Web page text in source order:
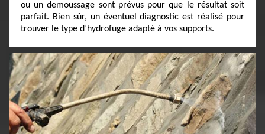
ou un demoussage sont prévus pour que le résultat soit
parfait. Bien sûr, un éventuel diagnostic est réalisé pour
trouver le type d’hydrofuge adapté à vos supports.